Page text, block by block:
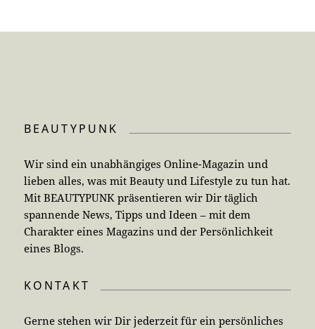
BEAUTYPUNK
Wir sind ein unabhängiges Online-Magazin und
lieben alles, was mit Beauty und Lifestyle zu tun hat.
Mit BEAUTYPUNK präsentieren wir Dir täglich
spannende News, Tipps und Ideen – mit dem
Charakter eines Magazins und der Persönlichkeit
eines Blogs.
KONTAKT
Gerne stehen wir Dir jederzeit für ein persönliches